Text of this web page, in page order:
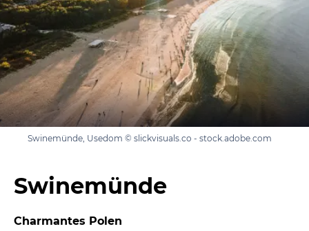
Swinemünde, Usedom © slickvisuals.co - stock.adobe.com
Swinemünde
Charmantes Polen